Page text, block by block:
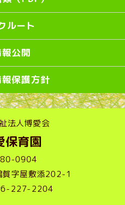
ルート
公開
保護方針
法人博愛会
保育園
0904
賀字屋敷添202-1
227-2204